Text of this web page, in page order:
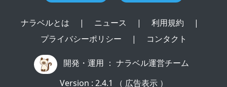
ナラベルとは | ニュース | 利用規約
|
プライバシーポリシー
| コンタクト
開発・運用 ： ナラベル運営チーム
Version : 2.4.1 （ 広告表示 ）